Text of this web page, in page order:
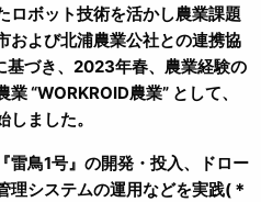
ロボット技術を活かし農業課題
および北浦農業公社との連携協
づき、2023年春、農業経験の
“WORKROID農業” として、
ました。
雷鳥1号』の開発・投入、ドロー
理システムの運用などを実践(＊